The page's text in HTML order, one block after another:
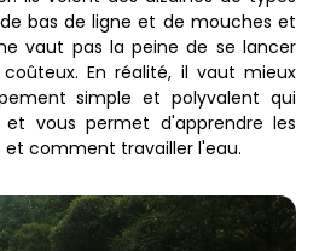
bas de ligne et de mouches et
vaut pas la peine de se lancer
En réalité, il vaut mieux
simple et polyvalent qui
et vous permet d'apprendre les
comment travailler l'eau.